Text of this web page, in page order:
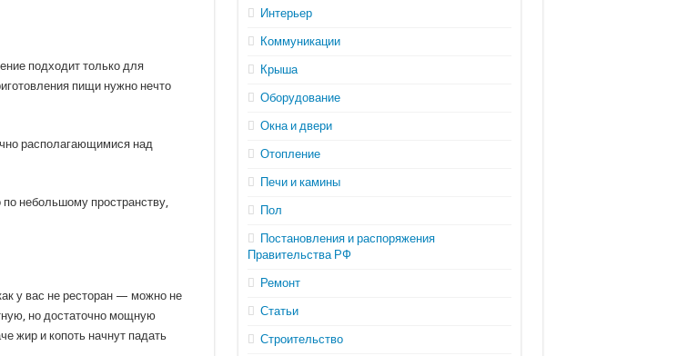
подходит только для
пищи нужно нечто
располагающимися над
небольшому пространству,
у вас не ресторан — можно не
но достаточно мощную
жир и копоть начнут падать
Интерьер
Коммуникации
Крыша
Оборудование
Окна и двери
Отопление
Печи и камины
Пол
Постановления и распоряжения
Правительства РФ
Ремонт
Статьи
Строительство